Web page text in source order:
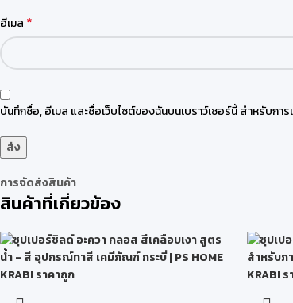
อีเมล *
บันทึกชื่อ, อีเมล และชื่อเว็บไซต์ของฉันบนเบราว์เซอร์นี้ สำหรับกา
การจัดส่งสินค้า
สินค้าที่เกี่ยวข้อง